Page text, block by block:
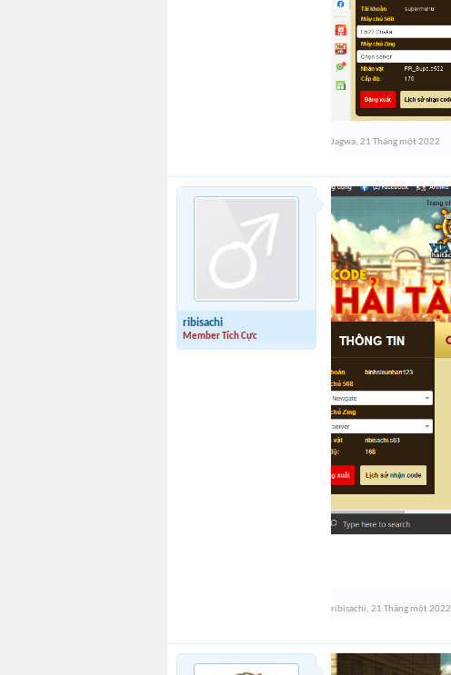
Jagwa, 21 Tháng một 2022
ribisachi
Member Tích Cực
ribisachi, 21 Tháng một 2022